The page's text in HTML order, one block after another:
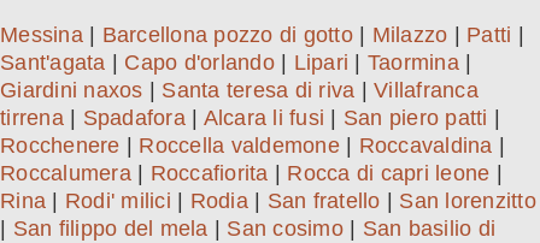
Messina| Barcellona pozzo di gotto| Milazzo Patti
Sant'agata
Capo d'orlando| Lipari Taormina|
Giardini naxos
Santa teresa di riva
Villafranca
tirrena| Spadafora| Alcara li fusi San piero patti
Rocchenere
Roccella valdemone| Roccavaldina
Roccalumera| Roccafiorita Rocca di capri leone
Rina
Rodi' milici Rodia| San fratello
San lorenzitto
San filippo del mela San cosimo| San basilio di